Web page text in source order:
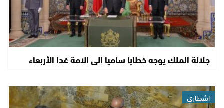
جلالة الملك يوجه خطابا ساميا الى الامة غدا الأربعاء
اشطاري